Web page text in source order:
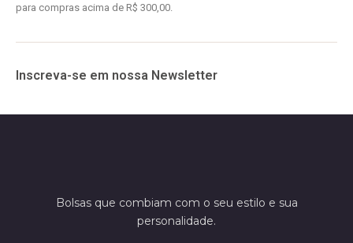
para compras acima de R$ 300,00.
Inscreva-se em nossa Newsletter
Bolsas que combiam com o seu estilo e sua
personalidade.